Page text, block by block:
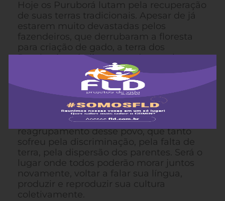
Hoje os Puruborá lutam pela recuperação
de suas terras tradicionais. Apesar de já
estarem muito devastadas pelos
fazendeiros, que derrubaram a floresta
para criação de gado, a terra dos
Puruborá está ali, esperando por eles,
para que eles a recuperem, deixem a
floresta se regenerar e os rios e igarapés
voltem a ter águas limpas e correntes. Ela
é o lugar sagrado dos Puruborá. A
memória de seus antepassados está em
todo lugar. Será também o espaço de
reagrupamento desse povo, que tanto
sofreu pela discriminação, pela falta de
terra, pela dispersão dos parentes. Será o
lugar onde todos poderão morar juntos
novamente, voltar a falar sua língua,
produzir e reproduzir sua cultura
coletivamente.